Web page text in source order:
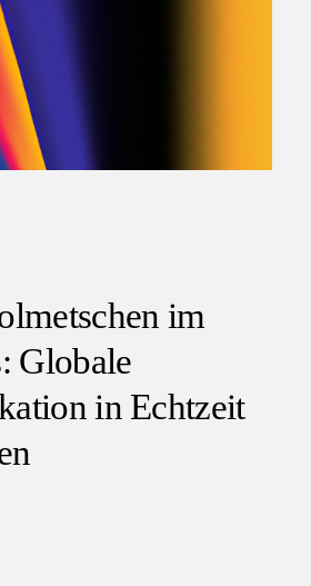
im
Globale
in Echtzeit